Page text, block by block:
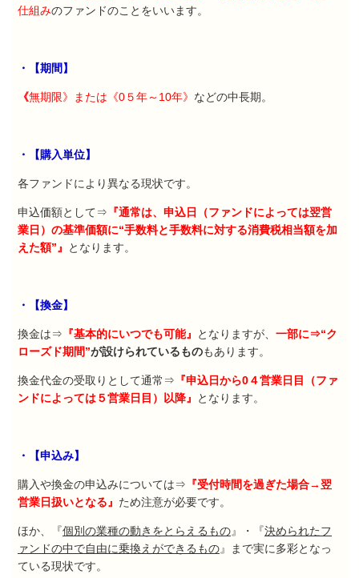
仕組みのファンドのことをいいます。
・【期間】
《無期限》または《0５年～ 10年》 などの中長期。
・【購入単位】
各ファンドにより異なる現状です。
申込価額として⇒ 『通常は、申込日（ファンドによっては翌営
業日）の基準価額に“手数料と手数料に対する消費税相当額を加
えた額”』
となります。
・【換金】
換金は⇒ 『基本的にいつでも可能』 となりますが、 一部に⇒“ク
ローズド期間”が設けられているものもあります。
換金代金の受取りとして通常⇒ 『申込日から0４営業日目（ファ
ンドによっては５営業日目）以降』
となります。
・【申込み】
購入や換金の申込みについては⇒ 『受付時間を過ぎた場合→翌
営業日扱いとなる』 ため注意が必要です。
ほか、『個別の業種の動きをとらえるもの』・『決められたフ
ァンドの中で自由に乗換えができるもの』まで実に多彩となっ
ている現状です。